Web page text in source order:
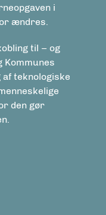
i
ændres.
til – og
Kommunes
teknologiske
den gør